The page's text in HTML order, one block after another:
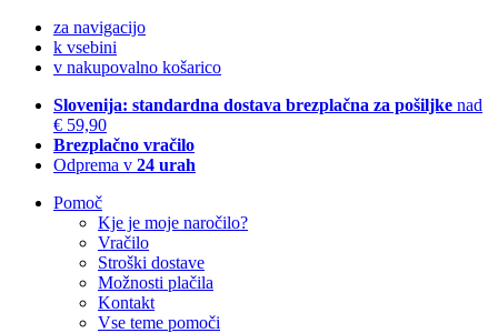
za navigacijo
k vsebini
v nakupovalno košarico
Slovenija: standardna dostava brezplačna za pošiljke nad
€ 59,90
Brezplačno vračilo
Odprema v 24 urah
Pomoč
Kje je moje naročilo?
Vračilo
Stroški dostave
Možnosti plačila
Kontakt
Vse teme pomoči